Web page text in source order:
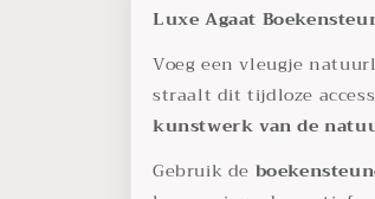
Luxe Agaat
Voeg een vleugje
straalt dit tijdloze
kunstwerk van de
Gebruik de